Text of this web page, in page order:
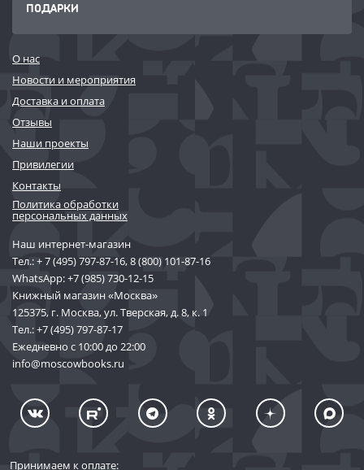
ПОДАРКИ
О нас
Новости и мероприятия
Доставка и оплата
Отзывы
Наши проекты
Привилегии
Контакты
Политика обработки
персональных данных
Наш интернет-магазин
Тел.:+ 7 (495) 797-87-16,8 (800) 101-87-16
WhatsApp:+7 (985) 730-12-15
Книжный магазин «Москва»
125375, г. Москва, ул. Тверская, д. 8, к. 1
Тел.:+7 (495) 797-87-17
Ежедневно с 10:00 до 22:00
info@moscowbooks.ru
Принимаем к оплате: